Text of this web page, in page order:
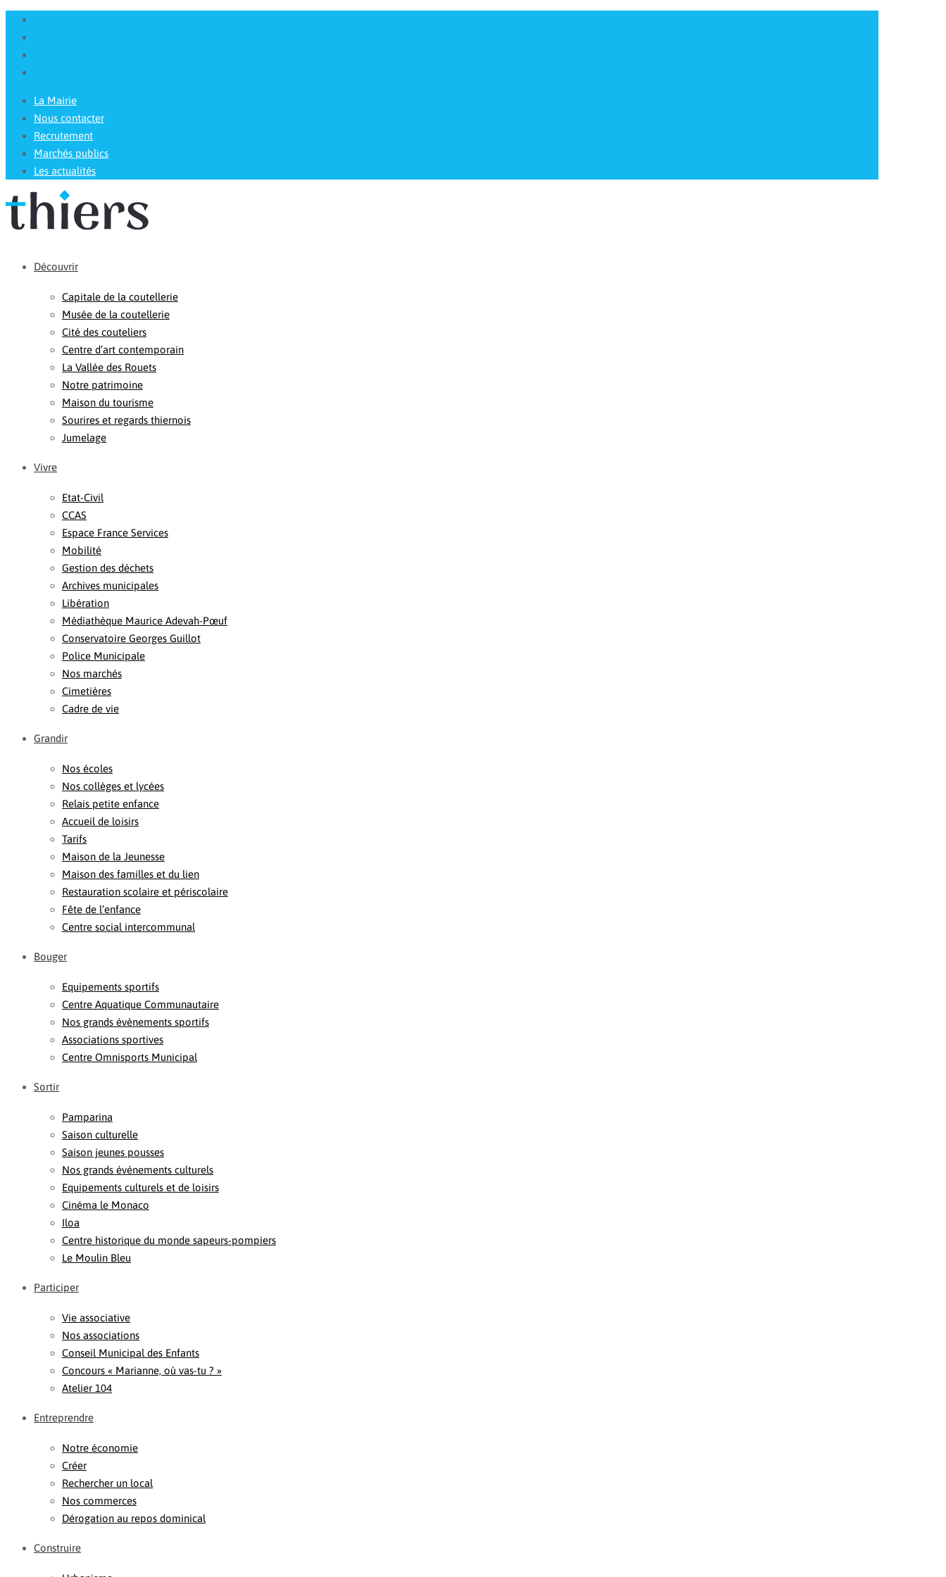
La Mairie
Nous contacter
Recrutement
Marchés publics
Les actualités
Découvrir
Capitale de la coutellerie
Musée de la coutellerie
Cité des couteliers
Centre d’art contemporain
La Vallée des Rouets
Notre patrimoine
Maison du tourisme
Sourires et regards thiernois
Jumelage
Vivre
Etat-Civil
CCAS
Espace France Services
Mobilité
Gestion des déchets
Archives municipales
Libération
Médiathèque Maurice Adevah-Pœuf
Conservatoire Georges Guillot
Police Municipale
Nos marchés
Cimetières
Cadre de vie
Grandir
Nos écoles
Nos collèges et lycées
Relais petite enfance
Accueil de loisirs
Tarifs
Maison de la Jeunesse
Maison des familles et du lien
Restauration scolaire et périscolaire
Fête de l’enfance
Centre social intercommunal
Bouger
Equipements sportifs
Centre Aquatique Communautaire
Nos grands évènements sportifs
Associations sportives
Centre Omnisports Municipal
Sortir
Pamparina
Saison culturelle
Saison jeunes pousses
Nos grands événements culturels
Equipements culturels et de loisirs
Cinéma le Monaco
Iloa
Centre historique du monde sapeurs-pompiers
Le Moulin Bleu
Participer
Vie associative
Nos associations
Conseil Municipal des Enfants
Concours « Marianne, où vas-tu ? »
Atelier 104
Entreprendre
Notre économie
Créer
Rechercher un local
Nos commerces
Dérogation au repos dominical
Construire